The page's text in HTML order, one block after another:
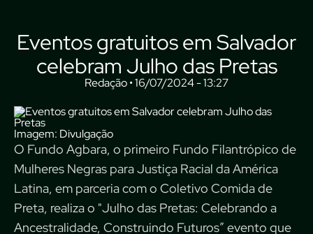
Eventos gratuitos em Salvador
celebram Julho das Pretas
Redação • 16/07/2024 - 13:27
Imagem: Divulgação
O Fundo Agbara, o primeiro Fundo Filantrópico de
Mulheres Negras para Justiça Racial da América
Latina, em parceria com o Coletivo Comida de
Preta, realiza o "Julho das Pretas: Celebrando a
Ancestralidade, Construindo Futuros” evento que